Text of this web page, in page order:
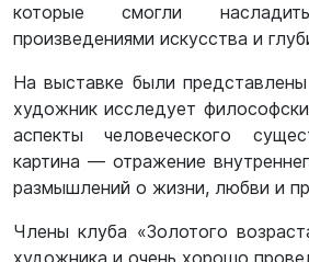
которые смогли
произведениями искусства и
На выставке были
художник исследует
аспекты человеческого
картина — отражение
размышлений о жизни, любви и
Члены клуба «Золотого
художника и очень хорошо